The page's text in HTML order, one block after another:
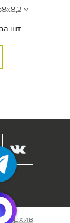
м
за шт.
Архив